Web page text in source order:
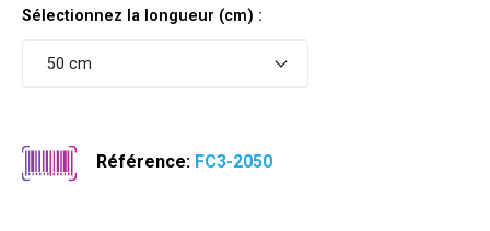
Sélectionnez la longueur (cm) :
50 cm
Référence: FC3-2050